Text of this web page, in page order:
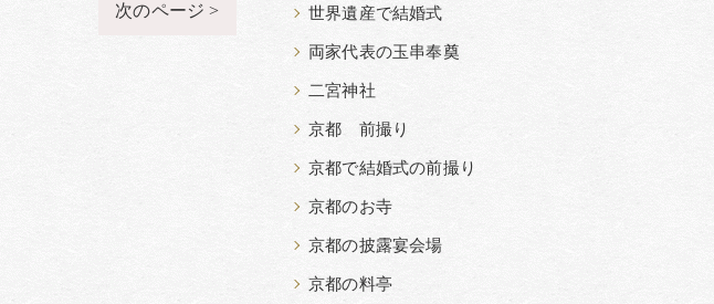
次のページ > 世界遺産で結婚式
両家代表の玉串奉奠
二宮神社
京都 前撮り
京都で結婚式の前撮り
京都のお寺
京都の披露宴会場
京都の料亭